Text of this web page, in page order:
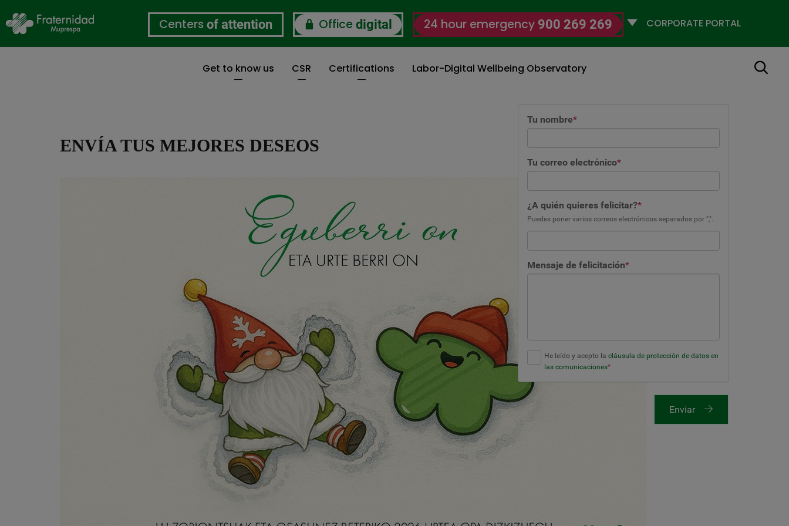
Centers of attention Office digital 24 hour emergency 900 269 269
Selecciona
Get to know us CSR Certifications Labor-Digital Wellbeing Observatory Search
ENVÍA TUS MEJORES DESEOS
Tu nombre*
Tu correo electrónico*
¿A quién quieres felicitar?*
Puedes poner varios correos electrónicos separados por ",".
Mensaje de felicitación*
He leído y acepto la cláusula de protección de datos en
las comunicaciones*
Enviar